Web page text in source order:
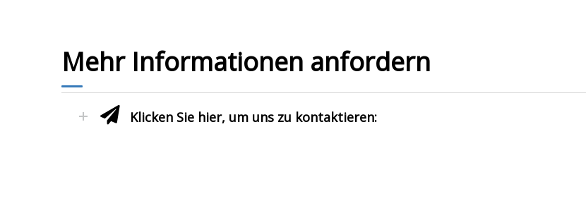
Mehr Informationen anfordern
Klicken Sie hier, um uns zu kontaktieren: